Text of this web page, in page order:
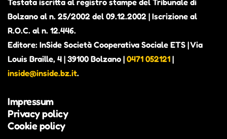
Testata iscritta al registro stampe del Tribunale di
Bolzano al n. 25/2002 del 09.12.2002 | Iscrizione al
R.O.C. al n. 12.446.
Editore: InSide Società Cooperativa Sociale ETS | Via
Louis Braille, 4 | 39100 Bolzano | 0471 052121 |
inside@inside.bz.it.
Impressum
Privacy policy
Cookie policy